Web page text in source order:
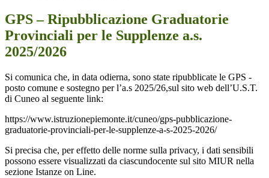
GPS – Ripubblicazione Graduatorie
Provinciali per le Supplenze a.s.
2025/2026
Si comunica che, in data odierna, sono state ripubblicate le GPS -
posto comune e sostegno per l’a.s 2025/26,sul sito web dell’U.S.T.
di Cuneo al seguente link:
https://www.istruzionepiemonte.it/cuneo/gps-pubblicazione-
graduatorie-provinciali-per-le-supplenze-a-s-2025-2026/
Si precisa che, per effetto delle norme sulla privacy, i dati sensibili
possono essere visualizzati da ciascundocente sul sito MIUR nella
sezione Istanze on Line.